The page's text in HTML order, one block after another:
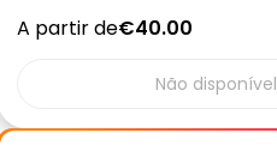
A partir de€40.00
Não disponível